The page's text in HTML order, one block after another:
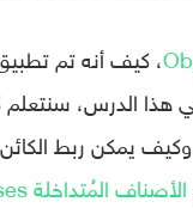
الأصناف المُتداخلة Nested Classes